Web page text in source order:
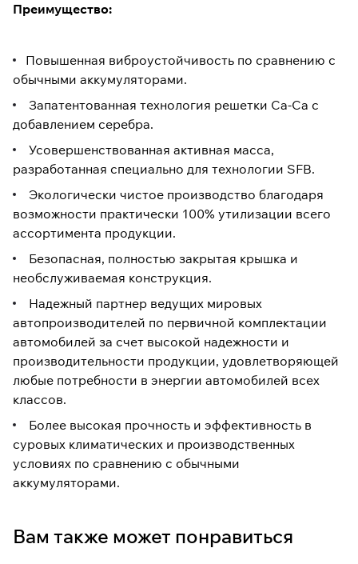
Преимущество:
Повышенная виброустойчивость по сравнению с
обычными аккумуляторами.
Запатентованная технология решетки Ca-Ca с
добавлением серебра.
Усовершенствованная активная масса,
разработанная специально для технологии SFB.
Экологически чистое производство благодаря
возможности практически 100% утилизации всего
ассортимента продукции.
Безопасная, полностью закрытая крышка и
необслуживаемая конструкция.
Надежный партнер ведущих мировых
автопроизводителей по первичной комплектации
автомобилей за счет высокой надежности и
производительности продукции, удовлетворяющей
любые потребности в энергии автомобилей всех
классов.
Более высокая прочность и эффективность в
суровых климатических и производственных
условиях по сравнению с обычными
аккумуляторами.
Вам также может понравиться